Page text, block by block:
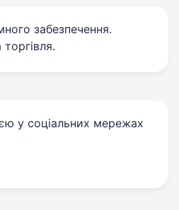
забезпечення.
у соціальних мережах
link